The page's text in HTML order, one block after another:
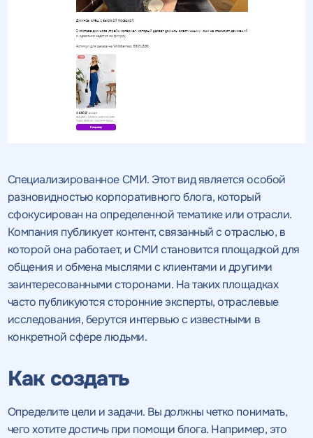
Специализированное СМИ. Этот вид является особой
разновидностью корпоративного блога, который
сфокусирован на определенной тематике или отрасли.
Компания публикует контент, связанный с отраслью, в
которой она работает, и СМИ становится площадкой для
общения и обмена мыслями с клиентами и другими
заинтересованными сторонами. На таких площадках
часто публикуются сторонние эксперты, отраслевые
исследования, берутся интервью с известными в
конкретной сфере людьми.
Как создать
Определите цели и задачи. Вы должны четко понимать,
чего хотите достичь при помощи блога. Например, это